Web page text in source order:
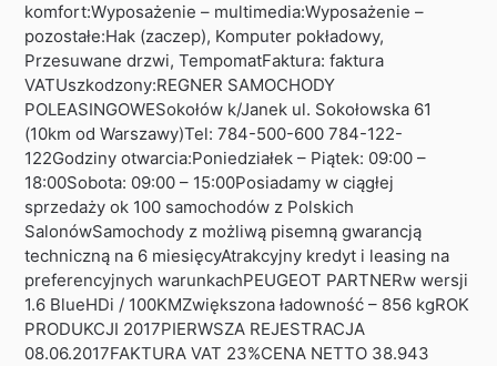
komfort:Wyposażenie – multimedia:Wyposażenie –
pozostałe:Hak (zaczep), Komputer pokładowy,
Przesuwane drzwi, TempomatFaktura: faktura
VATUszkodzony:REGNER SAMOCHODY
POLEASINGOWESokołów k/Janek ul. Sokołowska 61
(10km od Warszawy)Tel: 784-500-600 784-122-
122Godziny otwarcia:Poniedziałek – Piątek: 09:00 –
18:00Sobota: 09:00 – 15:00Posiadamy w ciągłej
sprzedaży ok 100 samochodów z Polskich
SalonówSamochody z możliwą pisemną gwarancją
techniczną na 6 miesięcyAtrakcyjny kredyt i leasing na
preferencyjnych warunkachPEUGEOT PARTNERw wersji
1.6 BlueHDi / 100KMZwiększona ładowność – 856 kgROK
PRODUKCJI 2017PIERWSZA REJESTRACJA
08.06.2017FAKTURA VAT 23%CENA NETTO 38.943